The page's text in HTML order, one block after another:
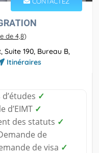
de 4,8)
190, Bureau B,
Itinéraires
✓
d’EIMT ✓
des statuts ✓
de
de visa ✓